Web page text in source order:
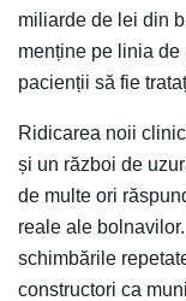
miliarde de lei din
menține pe linia de
pacienții să fie
Ridicarea noii
și un război de
de multe ori
reale ale
schimbările
constructori ca